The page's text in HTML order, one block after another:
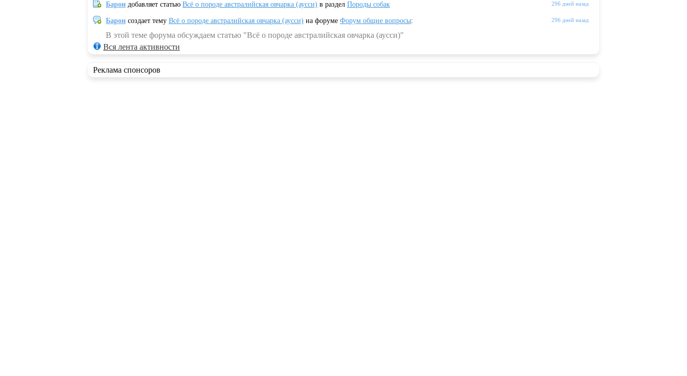
296 дней назад
Барон добавляет статью Всё о породе австралийская овчарка (аусси) в раздел Породы собак
296 дней назад
Барон создает тему Всё о породе австралийская овчарка (аусси) на форуме Форум общие вопросы:
В этой теме форума обсуждаем статью "Всё о породе австралийская овчарка (аусси)"
Вся лента активности
Реклама спонсоров